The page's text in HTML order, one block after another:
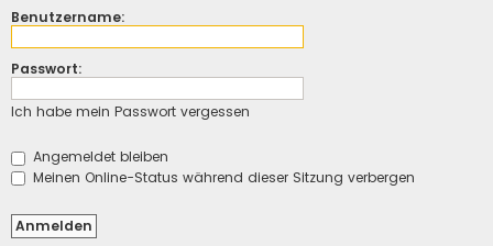
Benutzername:
Passwort:
Ich habe mein Passwort vergessen
Angemeldet bleiben
Meinen Online-Status während dieser Sitzung verbergen